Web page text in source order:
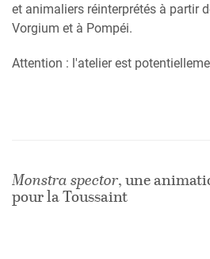
et animaliers réinterprétés à partir
Vorgium et à Pompéi.
Attention : l'atelier est
Monstra spector, une
pour la Toussaint